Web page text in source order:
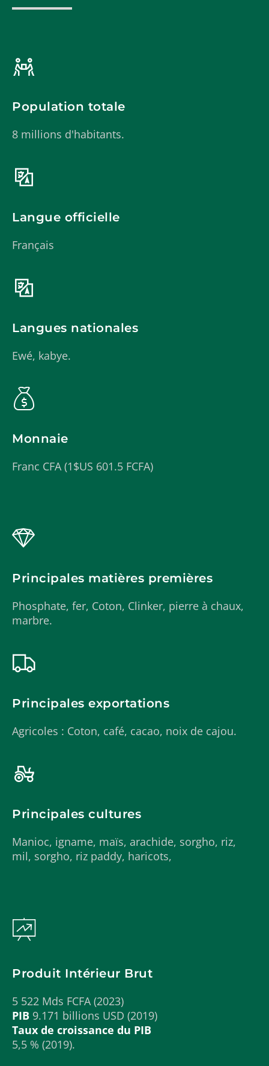
Population totale
8 millions d'habitants.
Langue officielle
Français
Langues nationales
Ewé, kabye.
Monnaie
Franc CFA (1$US 601.5 FCFA)
Principales matières premières
Phosphate, fer, Coton, Clinker, pierre à chaux,
marbre.
Principales exportations
Agricoles : Coton, café, cacao, noix de cajou.
Principales cultures
Manioc, igname, maïs, arachide, sorgho, riz,
mil, sorgho, riz paddy, haricots,
Produit Intérieur Brut
5 522 Mds FCFA (2023)
PIB 9.171 billions USD (2019)
Taux de croissance du PIB
5,5 % (2019).